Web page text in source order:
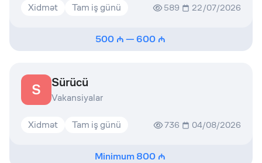
Xidmət Tam iş günü 589 22/07/2026
500 —600
S Sürücü
Vakansiyalar
Xidmət Tam iş günü 736 04/08/2026
Minimum800